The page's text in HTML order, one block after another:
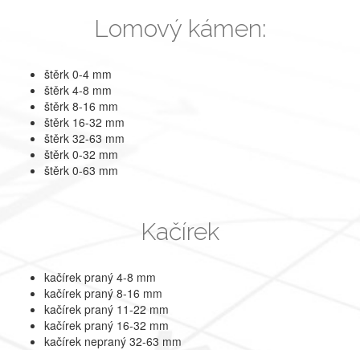
Lomový kámen:
štěrk 0-4 mm
štěrk 4-8 mm
štěrk 8-16 mm
štěrk 16-32 mm
štěrk 32-63 mm
štěrk 0-32 mm
štěrk 0-63 mm
Kačírek
kačírek praný 4-8 mm
kačírek praný 8-16 mm
kačírek praný 11-22 mm
kačírek praný 16-32 mm
kačírek nepraný 32-63 mm